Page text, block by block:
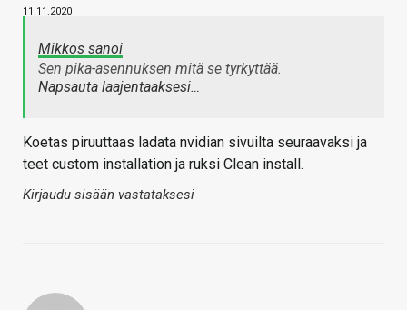
11.11.2020
Mikkos sanoi
Sen pika-asennuksen mitä se tyrkyttää.
Napsauta laajentaaksesi…
Koetas piruuttaas ladata nvidian sivuilta seuraavaksi ja
teet custom installation ja ruksi Clean install.
Kirjaudu sisään vastataksesi